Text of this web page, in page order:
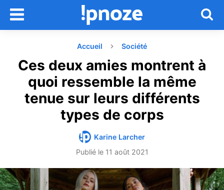
Accueil Société
Ces deux amies montrent à
quoi ressemble la même
tenue sur leurs différents
types de corps
Karine Larcher
Publié le 11 août 2021